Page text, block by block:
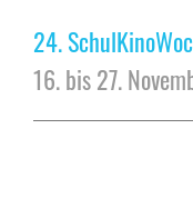
24.
16. bis 27.